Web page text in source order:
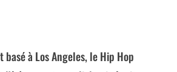
à Los Angeles, le Hip Hop